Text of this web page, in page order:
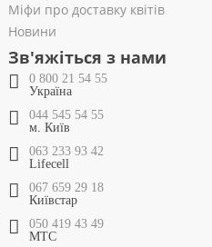
Міфи про доставку квітів
Новини
Зв'яжіться з нами
0 800 21 54 55
Україна
044 545 54 55
м. Київ
063 233 93 42
Lifecell
067 659 29 18
Київстар
050 419 43 49
МТС